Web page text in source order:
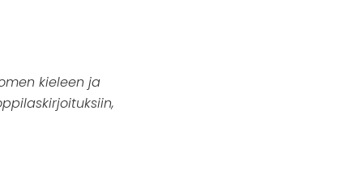
kieleen ja